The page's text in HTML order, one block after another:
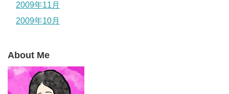
2009年11月
2009年10月
About Me